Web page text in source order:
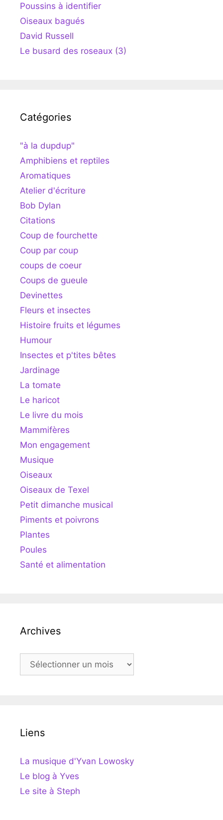
Poussins à identifier
Oiseaux bagués
David Russell
Le busard des roseaux (3)
Catégories
"à la dupdup"
Amphibiens et reptiles
Aromatiques
Atelier d'écriture
Bob Dylan
Citations
Coup de fourchette
Coup par coup
coups de coeur
Coups de gueule
Devinettes
Fleurs et insectes
Histoire fruits et légumes
Humour
Insectes et p'tites bêtes
Jardinage
La tomate
Le haricot
Le livre du mois
Mammifères
Mon engagement
Musique
Oiseaux
Oiseaux de Texel
Petit dimanche musical
Piments et poivrons
Plantes
Poules
Santé et alimentation
Archives
Archives
Liens
La musique d'Yvan Lowosky
Le blog à Yves
Le site à Steph